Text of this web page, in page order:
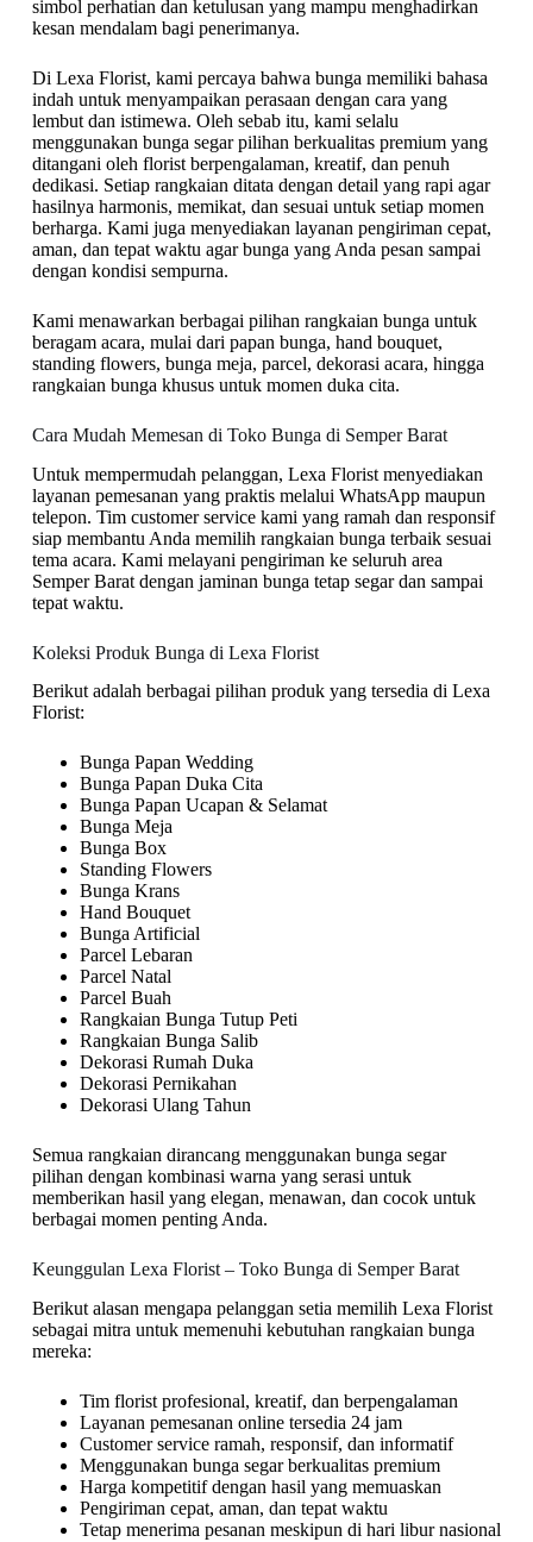
simbol perhatian dan ketulusan yang mampu menghadirkan
kesan mendalam bagi penerimanya.
Di Lexa Florist, kami percaya bahwa bunga memiliki bahasa
indah untuk menyampaikan perasaan dengan cara yang
lembut dan istimewa. Oleh sebab itu, kami selalu
menggunakan bunga segar pilihan berkualitas premium yang
ditangani oleh florist berpengalaman, kreatif, dan penuh
dedikasi. Setiap rangkaian ditata dengan detail yang rapi agar
hasilnya harmonis, memikat, dan sesuai untuk setiap momen
berharga. Kami juga menyediakan layanan pengiriman cepat,
aman, dan tepat waktu agar bunga yang Anda pesan sampai
dengan kondisi sempurna.
Kami menawarkan berbagai pilihan rangkaian bunga untuk
beragam acara, mulai dari papan bunga, hand bouquet,
standing flowers, bunga meja, parcel, dekorasi acara, hingga
rangkaian bunga khusus untuk momen duka cita.
Cara Mudah Memesan di Toko Bunga di Semper Barat
Untuk mempermudah pelanggan, Lexa Florist menyediakan
layanan pemesanan yang praktis melalui WhatsApp maupun
telepon. Tim customer service kami yang ramah dan responsif
siap membantu Anda memilih rangkaian bunga terbaik sesuai
tema acara. Kami melayani pengiriman ke seluruh area
Semper Barat dengan jaminan bunga tetap segar dan sampai
tepat waktu.
Koleksi Produk Bunga di Lexa Florist
Berikut adalah berbagai pilihan produk yang tersedia di Lexa
Florist:
Bunga Papan Wedding
Bunga Papan Duka Cita
Bunga Papan Ucapan & Selamat
Bunga Meja
Bunga Box
Standing Flowers
Bunga Krans
Hand Bouquet
Bunga Artificial
Parcel Lebaran
Parcel Natal
Parcel Buah
Rangkaian Bunga Tutup Peti
Rangkaian Bunga Salib
Dekorasi Rumah Duka
Dekorasi Pernikahan
Dekorasi Ulang Tahun
Semua rangkaian dirancang menggunakan bunga segar
pilihan dengan kombinasi warna yang serasi untuk
memberikan hasil yang elegan, menawan, dan cocok untuk
berbagai momen penting Anda.
Keunggulan Lexa Florist – Toko Bunga di Semper Barat
Berikut alasan mengapa pelanggan setia memilih Lexa Florist
sebagai mitra untuk memenuhi kebutuhan rangkaian bunga
mereka:
Tim florist profesional, kreatif, dan berpengalaman
Layanan pemesanan online tersedia 24 jam
Customer service ramah, responsif, dan informatif
Menggunakan bunga segar berkualitas premium
Harga kompetitif dengan hasil yang memuaskan
Pengiriman cepat, aman, dan tepat waktu
Tetap menerima pesanan meskipun di hari libur nasional